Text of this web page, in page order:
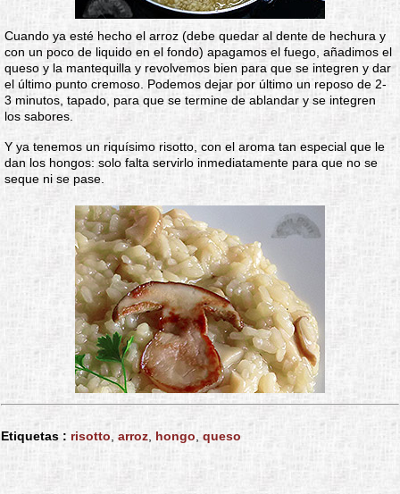
Cuando ya esté hecho el arroz (debe quedar al dente de hechura y
con un poco de liquido en el fondo) apagamos el fuego, añadimos el
queso y la mantequilla y revolvemos bien para que se integren y dar
el último punto cremoso. Podemos dejar por último un reposo de 2-
3 minutos, tapado, para que se termine de ablandar y se integren
los sabores.
Y ya tenemos un riquísimo risotto, con el aroma tan especial que le
dan los hongos: solo falta servirlo inmediatamente para que no se
seque ni se pase.
Etiquetas : risotto, arroz, hongo, queso